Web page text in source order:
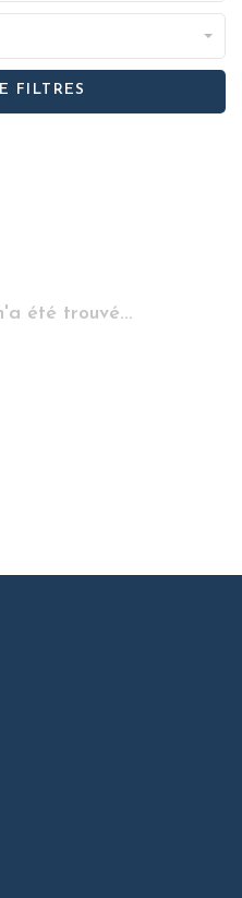
FILTRES
été trouvé...